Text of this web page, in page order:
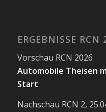
ERGEBNISSE RCN
Vorschau RCN 2026
Automobile Theisen
Start
Nachschau RCN 2,